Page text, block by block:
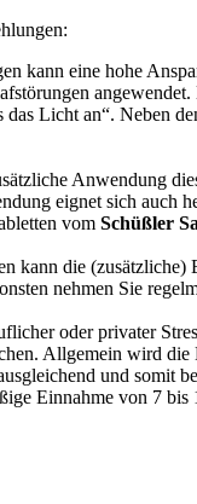
kann eine hohe
das Licht an“. Neben
Anwendung
eignet sich auch
vom Schüßler
kann die (zusätzliche)
nehmen Sie
oder privater
Allgemein wird die
und somit
Einnahme von 7